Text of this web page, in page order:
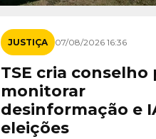
JUSTIÇA 07/08/2026 16:36
TSE cria conselho
monitorar
desinformação e
eleições